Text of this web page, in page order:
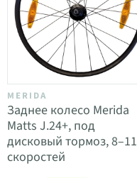
MERIDA
Заднее колесо Merida
Matts J.24+, под
дисковый тормоз, 8–11
скоростей